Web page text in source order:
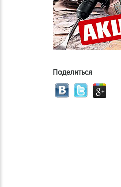
Поделиться